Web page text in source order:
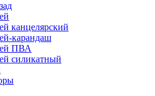
канцелярский
карандаш
ПВА
силикатный